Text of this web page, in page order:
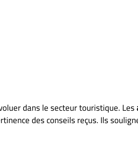
dans le secteur touristique. Les
des conseils reçus. Ils